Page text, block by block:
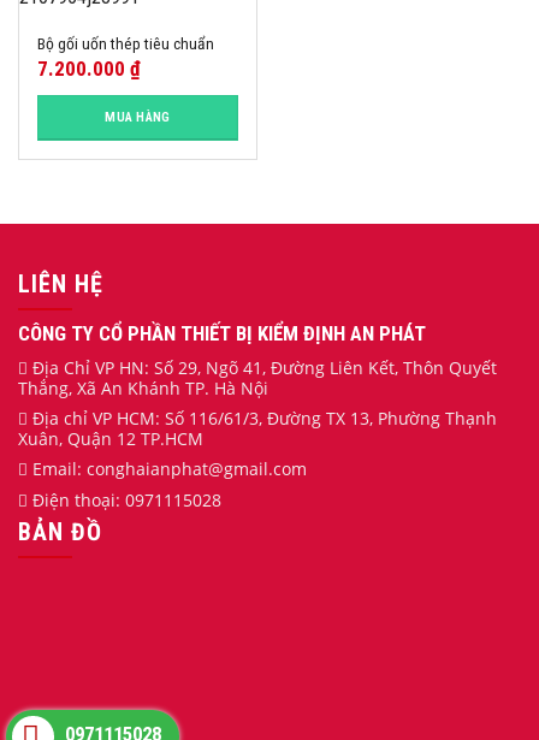
Bộ gối uốn thép tiêu chuẩn
7.200.000 ₫
MUA HÀNG
LIÊN HỆ
CÔNG TY CỔ PHẦN THIẾT BỊ KIỂM ĐỊNH AN PHÁT
Địa Chỉ VP HN: Số 29, Ngõ 41, Đường Liên Kết, Thôn Quyết
Thắng, Xã An Khánh TP. Hà Nội
Địa chỉ VP HCM: Số 116/61/3, Đường TX 13, Phường Thạnh
Xuân, Quận 12 TP.HCM
Email: conghaianphat@gmail.com
Điện thoại: 0971115028
BẢN ĐỒ
0971115028